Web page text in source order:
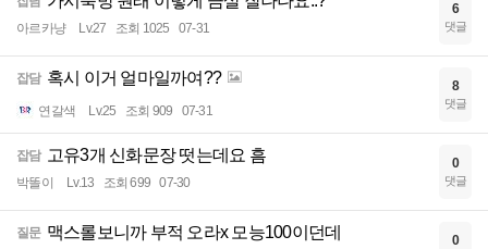
아르카냥 Lv.27 조회 1025 07-31
6
댓글
잡담 혹시 이거 얼마일까여??
연갈색 Lv.25 조회 909 07-31
8
댓글
잡담 고유3개 신화문장 떳는데요 흠
박똘이 Lv.13 조회 699 07-30
0
댓글
질문 맥스롤보니까 부적 오라x 모능100이던데 0